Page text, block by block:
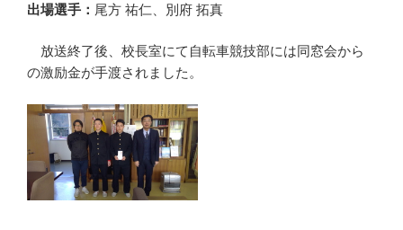
出場選手： 尾方 祐仁、別府 拓真
放送終了後、校長室にて自転車競技部には同窓会から
の激励金が手渡されました。